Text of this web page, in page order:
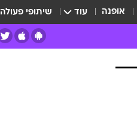
אופנה עוד שיתופי פעולה